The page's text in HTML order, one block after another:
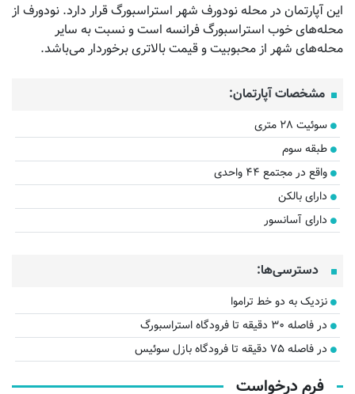
این آپارتمان در محله نودورف شهر استراسبورگ قرار دارد. نودورف از
محله‌های خوب استراسبورگ فرانسه است و نسبت به سایر
محله‌های شهر از محبوبیت و قیمت بالاتری برخوردار می‌باشد.
مشخصات آپارتمان:
سوئیت ۲۸ متری
طبقه سوم
واقع در مجتمع ۴۴ واحدی
دارای بالکن
دارای آسانسور
دسترسی‌ها:
نزدیک به دو خط تراموا
در فاصله ۳۰ دقیقه تا فرودگاه استراسبورگ
در فاصله ۷۵ دقیقه تا فرودگاه بازل سوئیس
فرم درخواست